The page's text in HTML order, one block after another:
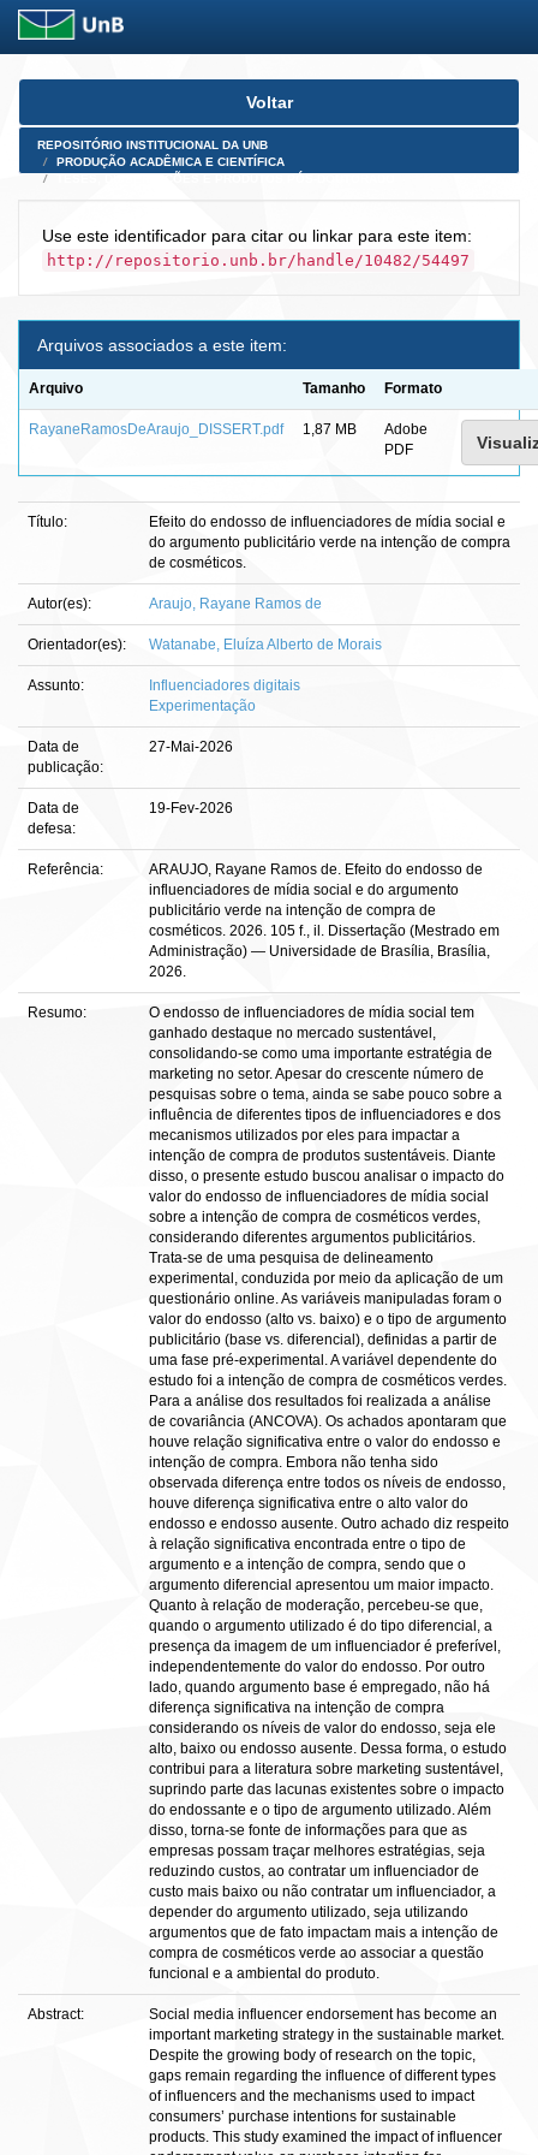
Skip
Voltar
REPOSITÓRIO INSTITUCIONAL DA UNB
PRODUÇÃO ACADÊMICA E CIENTÍFICA
Use este identificador para citar ou linkar para este item:
http://repositorio.unb.br/handle/10482/54497
Arquivos associados a este item:
Arquivo Tamanho Formato
RayaneRamosDeAraujo_DISSERT.pdf 1,87 MB
Adobe
PDF
Título:
Efeito do endosso de influenciadores de mídia social e
do argumento publicitário verde na intenção de compra
de cosméticos.
Autor(es): Araujo, Rayane Ramos de
Orientador(es): Watanabe, Eluíza Alberto de Morais
Assunto:
Influenciadores digitais
Experimentação
Data de
publicação:
27-Mai-2026
Data de
defesa:
19-Fev-2026
Referência:
ARAUJO, Rayane Ramos de. Efeito do endosso de
influenciadores de mídia social e do argumento
publicitário verde na intenção de compra de
cosméticos. 2026. 105 f., il. Dissertação (Mestrado em
Administração) — Universidade de Brasília, Brasília,
2026.
Resumo:
O endosso de influenciadores de mídia social tem
ganhado destaque no mercado sustentável,
consolidando-se como uma importante estratégia de
marketing no setor. Apesar do crescente número de
pesquisas sobre o tema, ainda se sabe pouco sobre a
influência de diferentes tipos de influenciadores e dos
mecanismos utilizados por eles para impactar a
intenção de compra de produtos sustentáveis. Diante
disso, o presente estudo buscou analisar o impacto do
valor do endosso de influenciadores de mídia social
sobre a intenção de compra de cosméticos verdes,
considerando diferentes argumentos publicitários.
Trata-se de uma pesquisa de delineamento
experimental, conduzida por meio da aplicação de um
questionário online. As variáveis manipuladas foram o
valor do endosso (alto vs. baixo) e o tipo de argumento
publicitário (base vs. diferencial), definidas a partir de
uma fase pré-experimental. A variável dependente do
estudo foi a intenção de compra de cosméticos verdes.
Para a análise dos resultados foi realizada a análise
de covariância (ANCOVA). Os achados apontaram que
houve relação significativa entre o valor do endosso e
intenção de compra. Embora não tenha sido
observada diferença entre todos os níveis de endosso,
houve diferença significativa entre o alto valor do
endosso e endosso ausente. Outro achado diz respeito
à relação significativa encontrada entre o tipo de
argumento e a intenção de compra, sendo que o
argumento diferencial apresentou um maior impacto.
Quanto à relação de moderação, percebeu-se que,
quando o argumento utilizado é do tipo diferencial, a
presença da imagem de um influenciador é preferível,
independentemente do valor do endosso. Por outro
lado, quando argumento base é empregado, não há
diferença significativa na intenção de compra
considerando os níveis de valor do endosso, seja ele
alto, baixo ou endosso ausente. Dessa forma, o estudo
contribui para a literatura sobre marketing sustentável,
suprindo parte das lacunas existentes sobre o impacto
do endossante e o tipo de argumento utilizado. Além
disso, torna-se fonte de informações para que as
empresas possam traçar melhores estratégias, seja
reduzindo custos, ao contratar um influenciador de
custo mais baixo ou não contratar um influenciador, a
depender do argumento utilizado, seja utilizando
argumentos que de fato impactam mais a intenção de
compra de cosméticos verde ao associar a questão
funcional e a ambiental do produto.
Abstract:
Social media influencer endorsement has become an
important marketing strategy in the sustainable market.
Despite the growing body of research on the topic,
gaps remain regarding the influence of different types
of influencers and the mechanisms used to impact
consumers’ purchase intentions for sustainable
products. This study examined the impact of influencer